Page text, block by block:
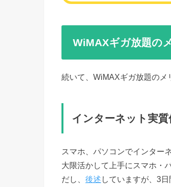
WiMAXギガ放題の
続いて、WiMAXギガ放題のメ
インターネット実質
スマホ、パソコンでインター
大限活かして上手にスマホ・
だし、 後述 していますが、3